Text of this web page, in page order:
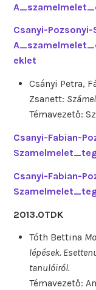
Csanyi-Pozsonyi-
eklet
Csányi Petra,
Zsanett:
Témavezető:
Csanyi-Fabian-
Csanyi-Fabian-
2013.OTDK
Tóth Bettina
lépések.
tanulóiról.
Témavezető: